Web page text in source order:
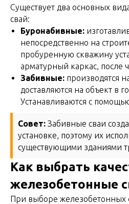
Существует два основных
свай:
Буронабивные:
непосредственно на
пробуренную скважину
арматурный каркас, после
Забивные: производятся
доставляются на объект в
Устанавливаются с
Совет: Забивные сваи
установке, поэтому их
существующими зданиями
Как выбрать
железобетонные
При выборе железобетонных